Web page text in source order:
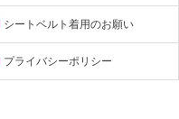
シートベルト着用のお願い
プライバシーポリシー